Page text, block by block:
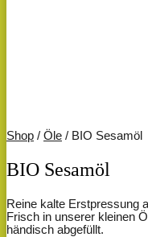
Shop / Öle / BIO Sesamöl
BIO Sesamöl
Reine kalte Erstpressung
Frisch in unserer kleinen
händisch abgefüllt.